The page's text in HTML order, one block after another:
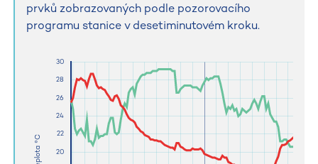
prvků zobrazovaných podle pozorovacího
programu stanice v desetiminutovém kroku.